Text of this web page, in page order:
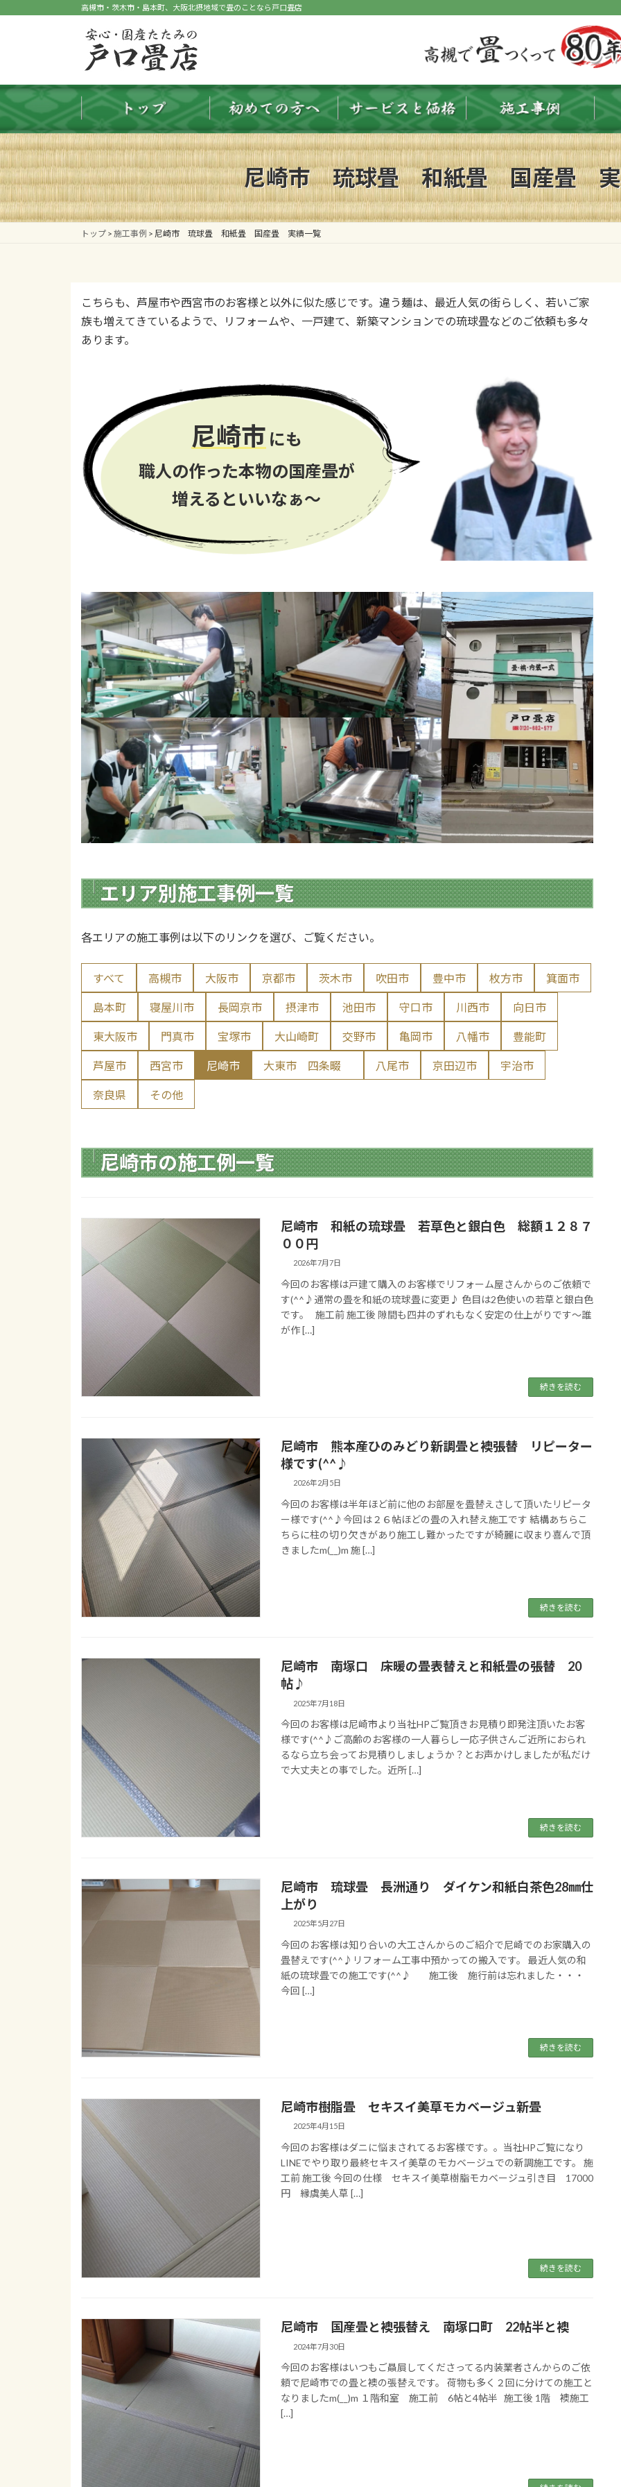
へ
ス
ッ
プ
ョ
ン
移
動
高槻市・茨木市・島本町、大阪北摂地域で畳のことなら戸口畳店
尼崎市 琉球畳 和紙畳 国産畳 実
トップ > 施工事例 > 尼崎市 琉球畳 和紙畳 国産畳 実績一覧
こちらも、芦屋市や西宮市のお客様と以外に似た感じです。違う麺は、最近人気の街らしく、若いご家
族も増えてきているようで、リフォームや、一戸建て、新築マンションでの琉球畳などのご依頼も多々
あります。
尼崎市 にも
職人の作った本物の国産畳が
増えるといいなぁ〜
エリア別施工事例一覧
各エリアの施工事例は以下のリンクを選び、ご覧ください。
すべて 高槻市 大阪市 京都市 茨木市 吹田市 豊中市 枚方市 箕面市
島本町 寝屋川市 長岡京市 摂津市 池田市 守口市 川西市 向日市
東大阪市 門真市 宝塚市 大山崎町 交野市 亀岡市 八幡市 豊能町
芦屋市 西宮市 尼崎市 大東市 四条畷 八尾市 京田辺市 宇治市
奈良県 その他
尼崎市の施工例一覧
尼崎市 和紙の琉球畳 若草色と銀白色 総額１２８７
００円
2026年7月7日
今回のお客様は戸建て購入のお客様でリフォーム屋さんからのご依頼で
す(^^♪通常の畳を和紙の琉球畳に変更♪ 色目は2色使いの若草と銀白色
です。 施工前 施工後 隙間も四井のずれもなく安定の仕上がりです～誰
が作 […]
続きを読む
尼崎市 熊本産ひのみどり新調畳と襖張替 リピーター
様です(^^♪
2026年2月5日
今回のお客様は半年ほど前に他のお部屋を畳替えさして頂いたリピータ
ー様です(^^♪今回は２６帖ほどの畳の入れ替え施工です 結構あちらこ
ちらに柱の切り欠きがあり施工し難かったですが綺麗に収まり喜んで頂
きましたm(__)m 施 […]
続きを読む
尼崎市 南塚口 床暖の畳表替えと和紙畳の張替 20
帖♪
2025年7月18日
今回のお客様は尼崎市より当社HPご覧頂きお見積り即発注頂いたお客
様です(^^♪ご高齢のお客様の一人暮らし一応子供さんご近所におられ
るなら立ち会ってお見積りしましょうか？とお声かけしましたが私だけ
で大丈夫との事でした。近所 […]
続きを読む
尼崎市 琉球畳 長洲通り ダイケン和紙白茶色28㎜仕
上がり
2025年5月27日
今回のお客様は知り合いの大工さんからのご紹介で尼崎でのお家購入の
畳替えです(^^♪リフォーム工事中預かっての搬入です。 最近人気の和
紙の琉球畳での施工です(^^♪ 施工後 施行前は忘れました・・・
今回 […]
続きを読む
尼崎市樹脂畳 セキスイ美草モカベージュ新畳
2025年4月15日
今回のお客様はダニに悩まされてるお客様です。。当社HPご覧になり
LINEでやり取り最終セキスイ美草のモカベージュでの新調施工です。 施
工前 施工後 今回の仕様 セキスイ美草樹脂モカベージュ引き目 17000
円 縁虞美人草 […]
続きを読む
尼崎市 国産畳と襖張替え 南塚口町 22帖半と襖
2024年7月30日
今回のお客様はいつもご贔屓してくださってる内装業者さんからのご依
頼で尼崎市での畳と襖の張替えです。 荷物も多く２回に分けての施工と
なりましたm(__)m １階和室 施工前 6帖と4帖半 施工後 1階 襖施工
[…]